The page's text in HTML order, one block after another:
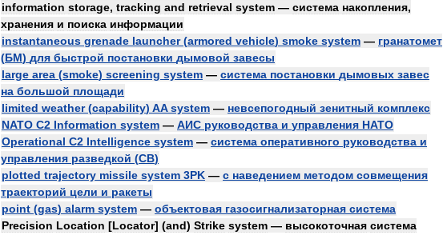
information storage, tracking and retrieval system — система накопления,
хранения и поиска информации
instantaneous grenade launcher(armored vehicle) smoke system — гранатомет
(БМ) для быстрой постановки дымовой завесы
large area (smoke) screening system — система постановки дымовых завес
на большой площади
limited weather(capability) AA system — невсепогодный зенитный комплекс
NATO C2 Information system — АИС руководства и управления НАТО
Operational C2 Intelligence system — система оперативного руководства и
управления разведкой (СВ)
plotted trajectory missile system 3PK — с наведением методом совмещения
траекторий цели и ракеты
point (gas) alarm system — объектовая газосигнализаторная система
Precision Location [Locator] (and) Strike system — высокоточная система